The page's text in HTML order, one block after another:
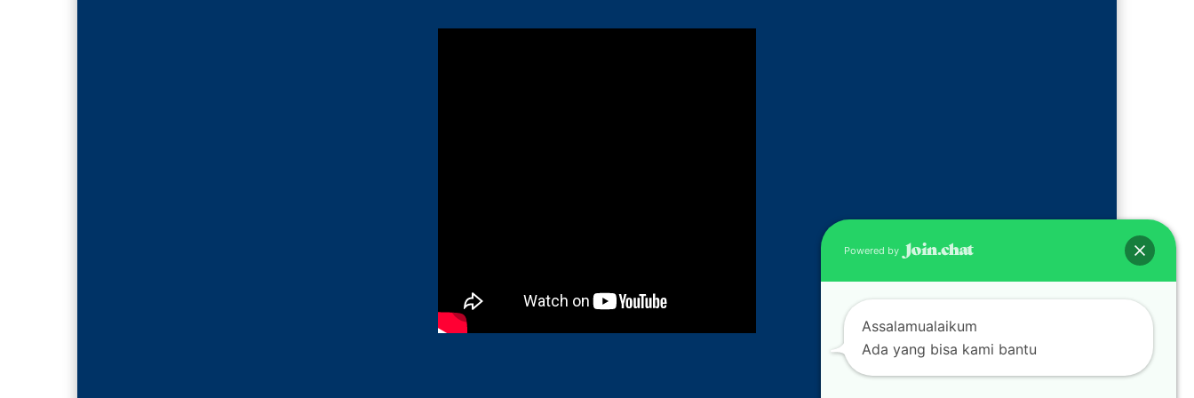
Powered by
Assalamualaikum
Ada yang bisa kami bantu